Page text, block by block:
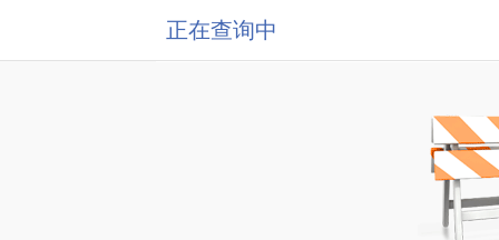
正在查询中